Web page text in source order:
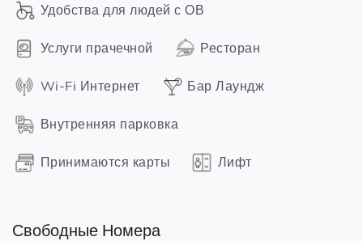
Удобства для людей с ОВ
Услуги прачечной Ресторан
Wi-Fi Интернет Бар Лаундж
Внутренняя парковка
Принимаются карты Лифт
Свободные Номера